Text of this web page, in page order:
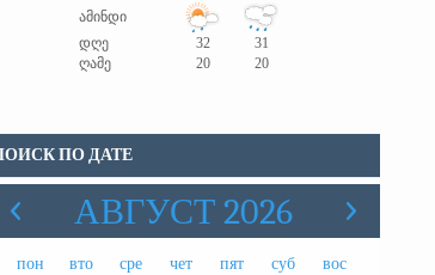
ამინდი
დღე
32
31
ღამე
20 20
ПО ДАТЕ
АВГУСТ 2026
пон вто сре чет пят суб вос